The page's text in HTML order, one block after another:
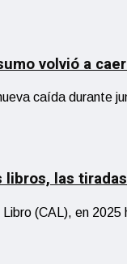
volvió a
caída durante
las
(CAL), en